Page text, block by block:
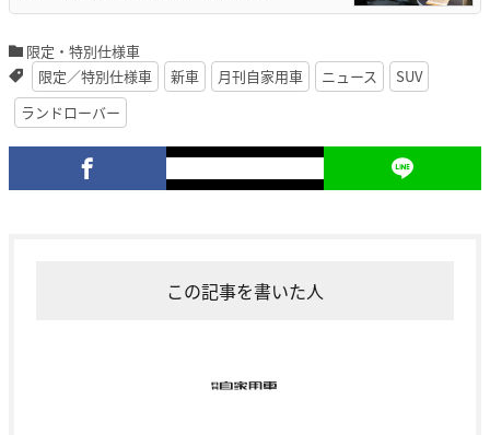
限定・特別仕様車
限定／特別仕様車
新車 月刊自家用車 ニュース
SUV
ランドローバー
この記事を書いた人